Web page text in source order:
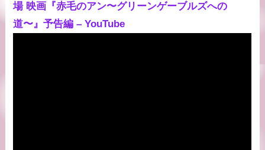
場 映画『赤毛のアン〜グリーンゲーブルズへの
道〜』予告編 – YouTube